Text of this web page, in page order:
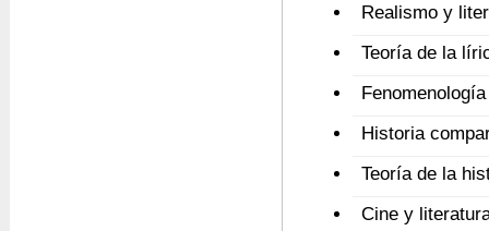
Realismo y
Teoría de la
Fenomenología
Historia
Teoría de la
Cine y